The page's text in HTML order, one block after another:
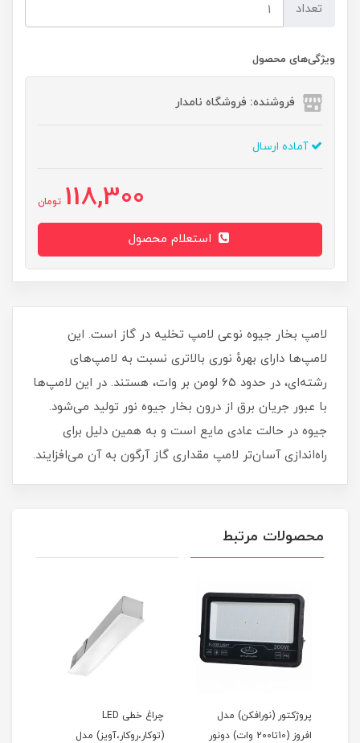
تعداد
ویژگی‌های محصول
فروشنده: فروشگاه نامدار
آماده ارسال
118,300 تومان
لامپ بخار جیوه نوعی لامپ تخلیه در گاز است. این
لامپ‌ها دارای بهرهٔ نوری بالاتری نسبت به لامپ‌های
رشته‌ای، در حدود ۶۵ لومن بر وات، هستند. در این لامپ‌ها
با عبور جریان برق از درون بخار جیوه نور تولید می‌شود.
جیوه در حالت عادی مایع است و به همین دلیل برای
راه‌اندازی آسان‌تر لامپ مقداری گاز آرگون به آن می‌افزایند.
محصولات مرتبط
پروژکتور (نورافکن) مدل
افروز (10تا200 وات) دونور
چراغ خطی LED
(توکار،روکار،آویز) مدل